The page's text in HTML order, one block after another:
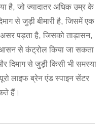
है, जो ज्यादातर अधिक उम्र के
से जुड़ी बीमारी है, जिसमें एक
पड़ता है, जिसको ताड़ासन,
से कंट्रोल किया जा सकता
दिमाग से जुड़ी किसी भी समस्या
लाइफ ब्रेन एंड स्पाइन सेंटर
हैं।